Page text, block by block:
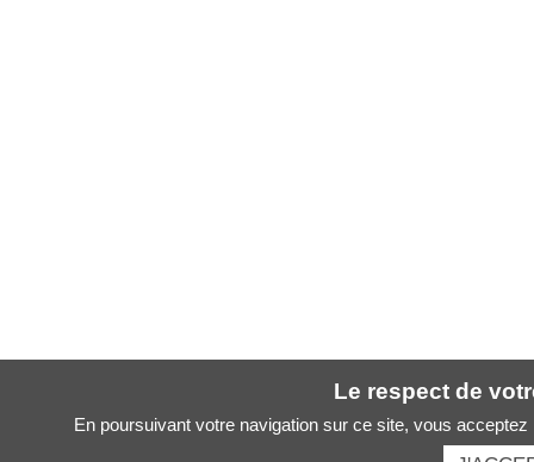
Le respect de
En poursuivant votre navigation sur ce site, vous